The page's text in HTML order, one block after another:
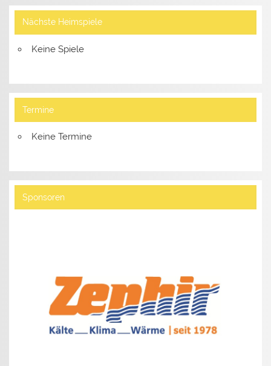
Nächste Heimspiele
Keine Spiele
Termine
Keine Termine
Sponsoren